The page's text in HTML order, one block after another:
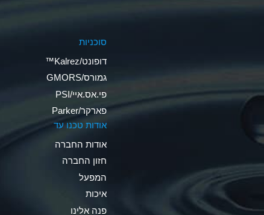
סוכניות
דופונט/Kalrez™
גמורס/GMORS
פי.אס.איי/PSI
פארקר/Parker
אודות טכנו עד
אודות החברה
חזון החברה
המפעל
איכות
פנה אלינו